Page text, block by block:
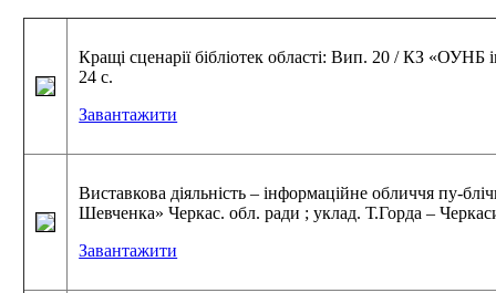
Кращі сценарії бібліотек області: Вип. 20 / КЗ
24 с.
Завантажити
Виставкова діяльність – інформаційне обличчя пу-
Шевченка» Черкас. обл. ради ; уклад. Т.Горда –
Завантажити